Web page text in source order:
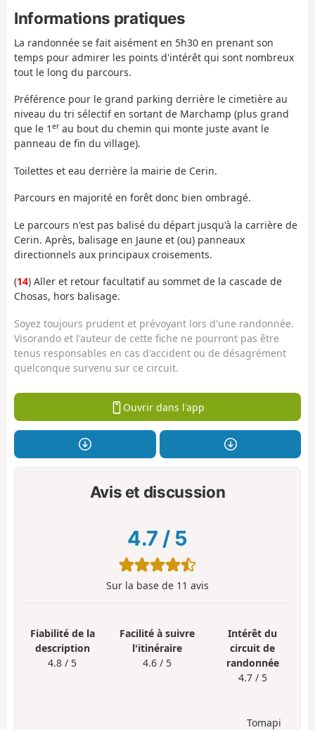
Informations pratiques
La randonnée se fait aisément en 5h30 en prenant son
temps pour admirer les points d'intérêt qui sont nombreux
tout le long du parcours.
Préférence pour le grand parking derrière le cimetière au
niveau du tri sélectif en sortant de Marchamp (plus grand
que le 1 er au bout du chemin qui monte juste avant le
panneau de fin du village).
Toilettes et eau derrière la mairie de Cerin.
Parcours en majorité en forêt donc bien ombragé.
Le parcours n'est pas balisé du départ jusqu'à la carrière de
Cerin. Après, balisage en Jaune et (ou) panneaux
directionnels aux principaux croisements.
(14) Aller et retour facultatif au sommet de la cascade de
Chosas, hors balisage.
Soyez toujours prudent et prévoyant lors d'une randonnée.
Visorando et l'auteur de cette fiche ne pourront pas être
tenus responsables en cas d'accident ou de désagrément
quelconque survenu sur ce circuit.
Ouvrir dans l'app
Avis et discussion
4.7 / 5
Sur la base de 11 avis
Fiabilité de la
description
4.8 / 5
Facilité à suivre
l'itinéraire
4.6 / 5
Intérêt du
circuit de
randonnée
4.7 / 5
Tomapi